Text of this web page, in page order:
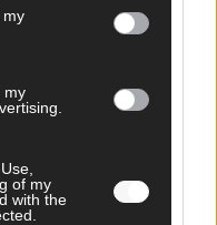
my
my
of my
with the
– alle 25 Acts und
70 Jahren sein
neu erfunden hat